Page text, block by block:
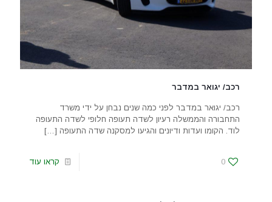
רכב/ יגואר במדבר
רכב/ יגואר במדבר לפני כמה שנים נבחן על ידי משרד
התחבורה והממשלה רעיון לשדה תעופה חלופי לשדה התעופה
לוד. הקומו ועדות ודיונים והגיעו למסקנה שדה התעופה […]
0 קראו עוד